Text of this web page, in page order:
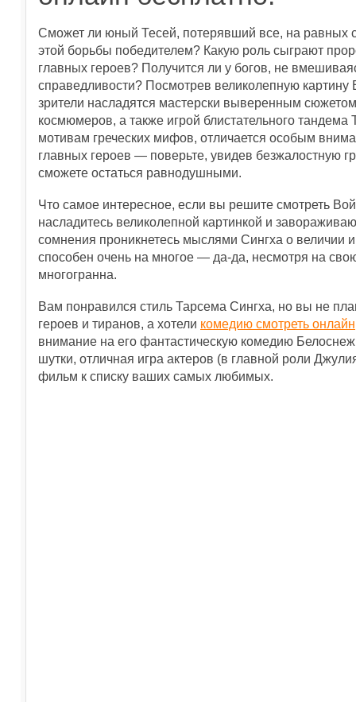
Сможет ли юный Тесей, потерявший все, на равных
этой борьбы победителем? Какую роль сыграют
главных героев? Получится ли у богов, не
справедливости? Посмотрев великолепную
зрители насладятся мастерски выверенным
космюмеров, а также игрой блистательного
мотивам греческих мифов, отличается особым
главных героев — поверьте, увидев безжалостную
сможете остаться равнодушными.
Что самое интересное, если вы решите смотреть
насладитесь великолепной картинкой и
сомнения проникнетесь мыслями Сингха о величии
способен очень на многое — да-да, несмотря на
многогранна.
Вам понравился стиль Тарсема Сингха, но вы не
героев и тиранов, а хотели комедию смотреть онлайн
внимание на его фантастическую комедию
шутки, отличная игра актеров (в главной роли
фильм к списку ваших самых любимых.